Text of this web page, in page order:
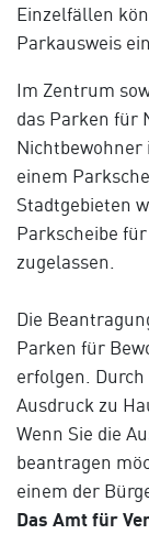
Einzelfällen
Parkausweis
Im Zentrum
das Parken für
Nichtbewohner
einem
Stadtgebieten
Parkscheibe
zugelassen.
Die
Parken für
erfolgen.
Ausdruck zu
Wenn Sie die
beantragen
einem der
Das Amt für